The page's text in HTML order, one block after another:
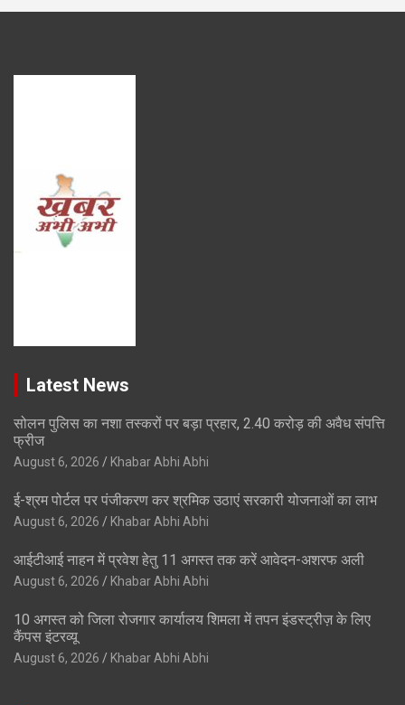
Latest News
सोलन पुलिस का नशा तस्करों पर बड़ा प्रहार, 2.40 करोड़ की अवैध संपत्ति
फ्रीज
August 6, 2026 Khabar Abhi Abhi
ई-श्रम पोर्टल पर पंजीकरण कर श्रमिक उठाएं सरकारी योजनाओं का लाभ
August 6, 2026 Khabar Abhi Abhi
आईटीआई नाहन में प्रवेश हेतु 11 अगस्त तक करें आवेदन-अशरफ अली
August 6, 2026 Khabar Abhi Abhi
10 अगस्त को जिला रोजगार कार्यालय शिमला में तपन इंडस्ट्रीज़ के लिए
कैंपस इंटरव्यू
August 6, 2026 Khabar Abhi Abhi